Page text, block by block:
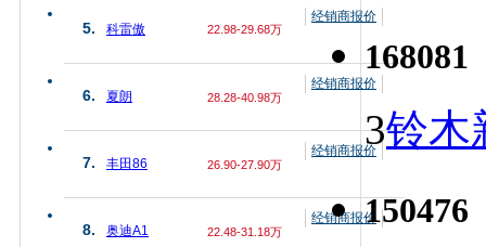
5. 科雷傲 22.98-29.68万
经销商报价
6. 夏朗 28.28-40.98万
经销商报价
7. 丰田86 26.90-27.90万
经销商报价
8. 奥迪A1 22.48-31.18万
经销商报价
168081
3铃木
150476